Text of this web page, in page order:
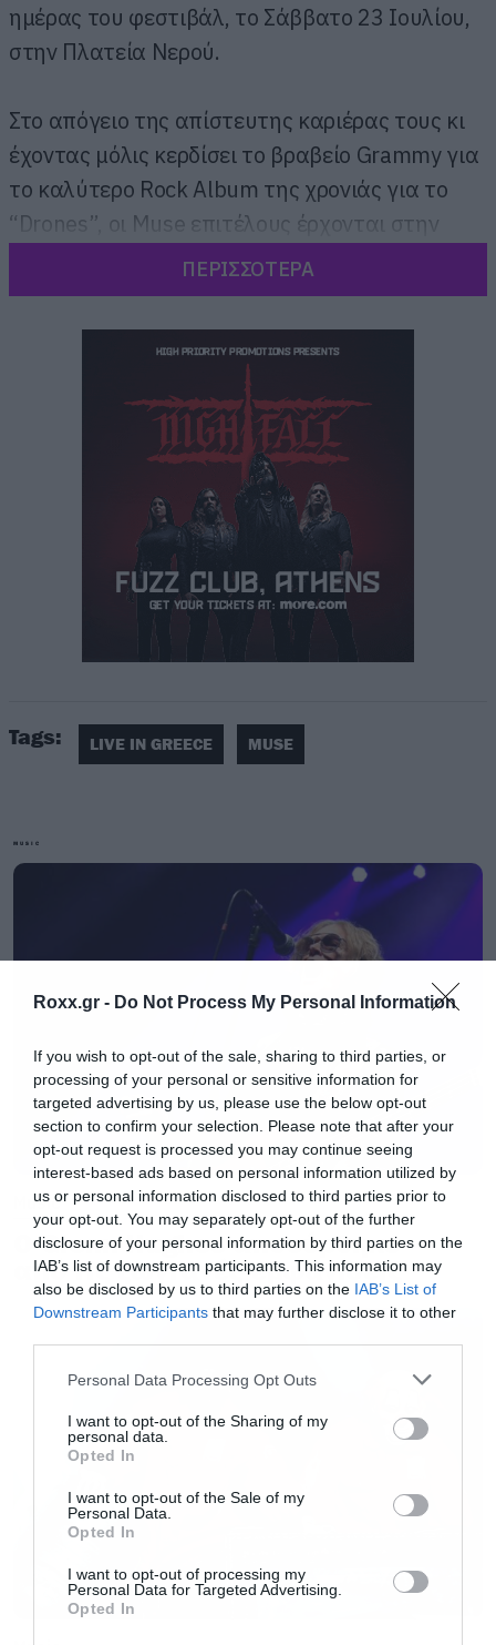
Roxx.gr - Do Not Process My Personal Information
If you wish to opt-out of the sale, sharing to third parties, or
processing of your personal or sensitive information for
targeted advertising by us, please use the below opt-out
section to confirm your selection. Please note that after your
opt-out request is processed you may continue seeing
interest-based ads based on personal information utilized by
us or personal information disclosed to third parties prior to
your opt-out. You may separately opt-out of the further
disclosure of your personal information by third parties on the
IAB’s list of downstream participants. This information may
also be disclosed by us to third parties on the IAB’s List of
Downstream Participants that may further disclose it to other
Please note that this website/app uses one or more Google
not limited to your visit or usage behaviour. You may click to
grant or deny consent to Google and its third-party tags to
use your data for below specified purposes in below Google
consent section.
Personal Data Processing Opt Outs
I want to opt-out of the Sharing of my
personal data.
Opted In
I want to opt-out of the Sale of my
Personal Data.
Opted In
I want to opt-out of processing my
Personal Data for Targeted Advertising.
Opted In
ημέρας του φεστιβάλ, το Σάββατο 23 Ιουλίου,
στην Πλατεία Νερού.
Στο απόγειο της απίστευτης καριέρας τους κι
έχοντας μόλις κερδίσει το βραβείο Grammyγια
το καλύτερο Rock Album της χρονιάς για το
“Drones”, οι Muse επιτέλους έρχονται στην
Bellamy,oChrisWolstenholmeκαι
Howardθα βρεθούν στη σκηνή
Festival2016 στα πλαίσια της
Tour ” για να μας παρουσιάσουν
το καθηλωτικόliveshowτους που έχει
αποθεωθεί στα μεγαλύτερα φεστιβάλ του
Το εντυπωσιακόsetlistτης
περιλαμβάνει όλες τις μεγάλες επιτυχίες της
διάρκεια της οποίας έχουν πουλήσει πάνω από
20.000.000 δίσκους, έχουν φτάσει με 5
Μεγάλης Βρετανίας, έχουν δει
πολλά
τους να γίνονται
πλατινένια και χρυσά σε πολλές χώρες και
έχουν κερδίσει τα σημαντικότερα βραβεία της
Grammy ,Brit,MTV,Kerrang!,NME,Q,Ivor
κλπ).
Ναι, ήρθε επιτέλους η ώρα που θα ακούσουμε
ζωντάνα στην Ελλάδα τα “Uprising”,
Madness”, “Starlight”, “Resistance”,
DeadInside”, “UndisclosedDesires”,
Supermassive BlackHole”,
KnightsofCydonia”, “TimeisRunningOut
Hysteria” και όλα τα τραγούδια-ύμνους
Museστη σκηνή τουEJEKT 2016!
Περισσότερες πληροφορίες για
EJEKTFestival2016 θα ανακοινωθούν
σύντομα.
ΕΙΣΙΤΗΡΙΑ
ΠΕΡΙΣΣΟΤΕΡΑ
Tags: LIVE IN GREECE MUSE
MUSIC
Music
Ο Glenn Hughes αποσύρθηκε
από τις ζωντανές εμφανίσεις